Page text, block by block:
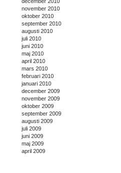
november 2010
oktober 2010
september 2010
augusti 2010
juli 2010
juni 2010
maj 2010
april 2010
mars 2010
februari 2010
januari 2010
december 2009
november 2009
oktober 2009
september 2009
augusti 2009
juli 2009
juni 2009
maj 2009
april 2009